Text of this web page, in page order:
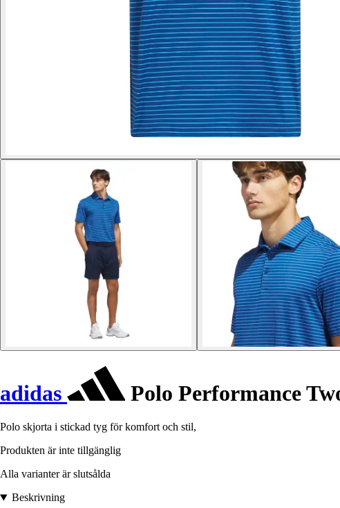
adidas Polo Performance
Polo skjorta i stickad tyg för komfort och stil,
Produkten är inte tillgänglig
Alla varianter är slutsålda
Beskrivning